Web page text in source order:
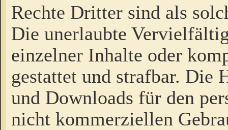
Rechte Dritter sind als
Die unerlaubte
einzelner Inhalte oder
gestattet und strafbar. Die
und Downloads für den
nicht kommerziellen